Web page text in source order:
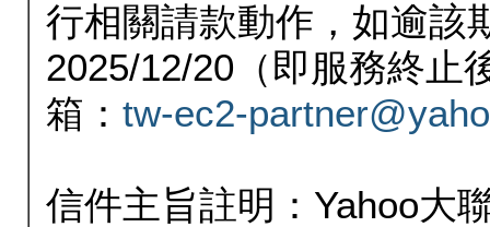
行相關請款動作，如逾該
2025/12/20（即服務終止
箱： tw-ec2-
信件主旨註明：Yahoo大